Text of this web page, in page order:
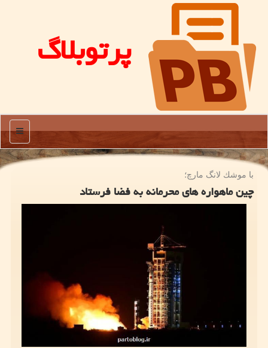
پرتوبلاگ
منو
با موشك لانگ مارچ؛
چین ماهواره های محرمانه به فضا فرستاد